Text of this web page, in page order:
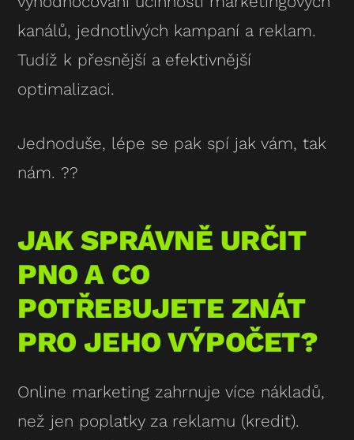
kanálů, jednotlivých kampaní a reklam.
Tudíž k přesnější a efektivnější
optimalizaci.
Jednoduše, lépe se pak spí jak vám, tak
nám. ??
JAK SPRÁVNĚ URČIT
PNO A CO
POTŘEBUJETE ZNÁT
PRO JEHO VÝPOČET?
Online marketing zahrnuje více nákladů,
než jen poplatky za reklamu (kredit).